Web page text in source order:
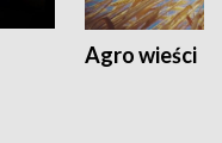
Agro wieści